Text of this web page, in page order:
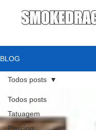
BLOG
Todos posts
Tatuagem
Piercing
Todos posts